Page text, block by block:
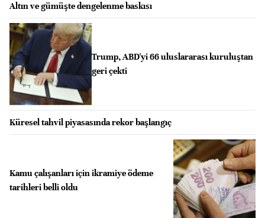
Altın ve gümüşte dengelenme baskısı
Trump, ABD'yi 66 uluslararası kuruluştan
geri çekti
Küresel tahvil piyasasında rekor başlangıç
Kamu çalışanları için ikramiye ödeme
tarihleri belli oldu